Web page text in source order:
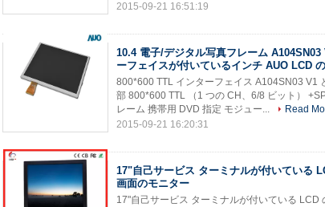
2015-09-21 16:51:19
10.4 電子/デジタル写真フレーム
ーフェイスが付いているインチ AUO LCD
800*600 TTL インターフェイス A104SN03 V1
部 800*600 TTL （1 つの CH、6/8 ビット）
レーム 携帯用 DVD 指定 モジュー...
Read
2015-09-21 16:20:31
17"自己サービス ターミナルが付いている
画面のモニター
17"自己サービス ターミナルが付いている LCD